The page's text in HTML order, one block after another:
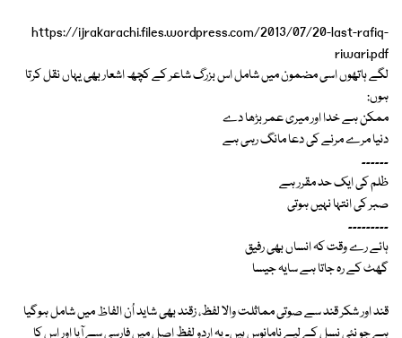
https://ijrakarachi.files.wordpress.com/2013/07/20-last-rafiq-
riwari.pdf
لگے ہاتھوں اسی مضمون میں شامل اس بزرگ شاعر کے کچھ اشعار بھی یہاں نقل کرتا
ہوں:
ممکن ہے خدا اور میری عمر بڑھا دے
دنیا مرے مرنے کی دعا مانگ رہی ہے
۔۔۔۔۔۔
ظلم کی ایک حد مقرر ہے
صبر کی انتہا نہیں ہوتی
۔۔۔۔۔۔۔۔۔
ہائے رے وقت کہ انساں بھی رفیق
گھٹ کے رہ جاتا ہے سایہ جیسا
قند اور شکر قند سے صوتی مماثلت والا لفظ، زقند بھی شاید اُن الفاظ میں شامل ہوگیا
ہے جو نئی نسل کے لیے نامانوس ہیں۔ یہ اردو لفظ اصل میں فارسی سے آیا اور اس کا